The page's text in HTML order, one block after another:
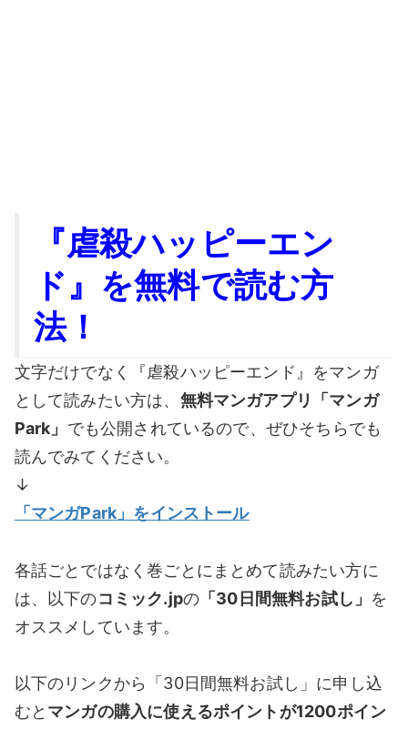
『虐殺ハッピーエン
ド』を無料で読む方
法！
文字だけでなく『虐殺ハッピーエンド』をマンガ
として読みたい方は、 無料マンガアプリ「マンガ
Park」 でも公開されているので、ぜひそちらでも
読んでみてください。
↓
「マンガPark」をインストール
各話ごとではなく巻ごとにまとめて読みたい方に
は、以下のコミック.jpの 「30日間無料お試し」 を
オススメしています。
以下のリンクから「30日間無料お試し」に申し込
むと マンガの購入に使えるポイントが1200ポイン